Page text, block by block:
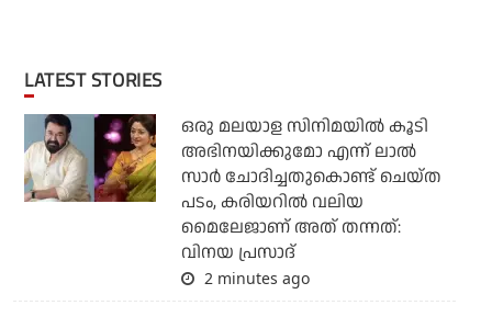
LATEST STORIES
ഒരു മലയാള സിനിമയില്‍ കൂടി
അഭിനയിക്കുമോ എന്ന് ലാല്‍
സാര്‍ ചോദിച്ചതുകൊണ്ട് ചെയ്ത
പടം, കരിയറില്‍ വലിയ
മൈലേജാണ് അത് തന്നത്:
വിനയ പ്രസാദ്
2 minutes ago